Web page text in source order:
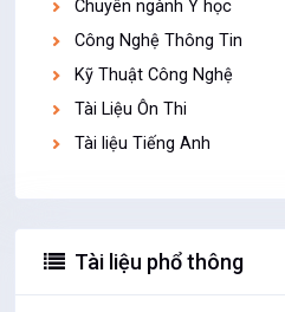
Chuyên ngành Y học
Công Nghệ Thông Tin
Kỹ Thuật Công Nghệ
Tài Liệu Ôn Thi
Tài liệu Tiếng Anh
Tài liệu phổ thông